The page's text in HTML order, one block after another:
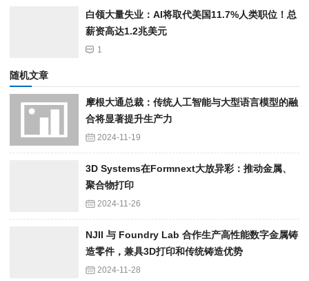
白领大量失业：AI将取代美国11.7%人类职位！总
薪资高达1.2兆美元
1
随机文章
摩根大通总裁：传统人工智能与大型语言模型的融
合将显著提升生产力
2024-11-19
3D Systems在Formnext大放异彩：推动金属、
聚合物打印
2024-11-26
NJII 与 Foundry Lab 合作生产高性能数字金属铸
造零件，兼具3D打印和传统铸造优势
2024-11-28